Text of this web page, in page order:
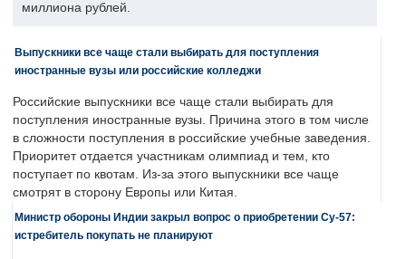
миллиона рублей.
Выпускники все чаще стали выбирать для поступления
иностранные вузы или российские колледжи
Российские выпускники все чаще стали выбирать для
поступления иностранные вузы. Причина этого в том числе
в сложности поступления в российские учебные заведения.
Приоритет отдается участникам олимпиад и тем, кто
поступает по квотам. Из-за этого выпускники все чаще
смотрят в сторону Европы или Китая.
Министр обороны Индии закрыл вопрос о приобретении Су-57:
истребитель покупать не планируют